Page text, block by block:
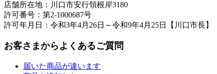
店舗所在地：川口市安行領根岸3180
許可番号：第2-1000687号
許可年月日：令和3年4月26日～令和9年4月25日【川口市長】
お客さまからよくあるご質問
届いた商品が違います